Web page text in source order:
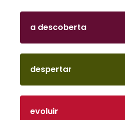
a descoberta
despertar
evoluir